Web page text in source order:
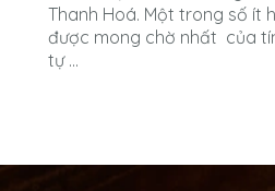
Thanh Hoá. Một trong số ít
được mong chờ nhất của
tự ...